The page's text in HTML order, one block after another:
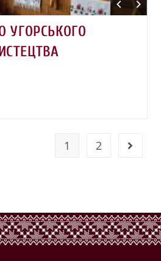
УГОРСЬКОГО
1 2